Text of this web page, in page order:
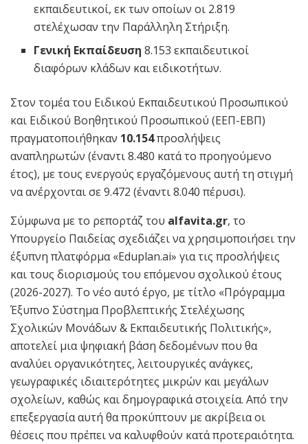
εκπαιδευτικοί, εκ των οποίων οι 2.819
στελέχωσαν την Παράλληλη Στήριξη.
Γενική Εκπαίδευση 8.153 εκπαιδευτικοί
διαφόρων κλάδων και ειδικοτήτων.
Στον τομέα του Ειδικού Εκπαιδευτικού Προσωπικού
και Ειδικού Βοηθητικού Προσωπικού (ΕΕΠ-ΕΒΠ)
πραγματοποιήθηκαν 10.154προσλήψεις
αναπληρωτών (έναντι 8.480 κατά το προηγούμενο
έτος), με τους ενεργούς εργαζόμενους αυτή τη στιγμή
να ανέρχονται σε 9.472 (έναντι 8.040 πέρυσι).
Σύμφωνα με το ρεπορτάζ του alfavita.gr, το
Υπουργείο Παιδείας σχεδιάζει να χρησιμοποιήσει την
έξυπνη πλατφόρμα «Eduplan.ai» για τις προσλήψεις
και τους διορισμούς του επόμενου σχολικού έτους
(2026-2027). Το νέο αυτό έργο, με τίτλο «Πρόγραμμα
Έξυπνο Σύστημα Προβλεπτικής Στελέχωσης
Σχολικών Μονάδων & Εκπαιδευτικής Πολιτικής»,
αποτελεί μια ψηφιακή βάση δεδομένων που θα
αναλύει οργανικότητες, λειτουργικές ανάγκες,
γεωγραφικές ιδιαιτερότητες μικρών και μεγάλων
σχολείων, καθώς και δημογραφικά στοιχεία. Από την
επεξεργασία αυτή θα προκύπτουν με ακρίβεια οι
θέσεις που πρέπει να καλυφθούν κατά προτεραιότητα.